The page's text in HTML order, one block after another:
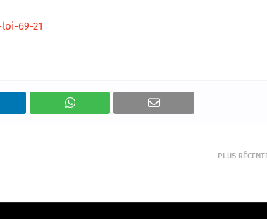
69-21
PLUS